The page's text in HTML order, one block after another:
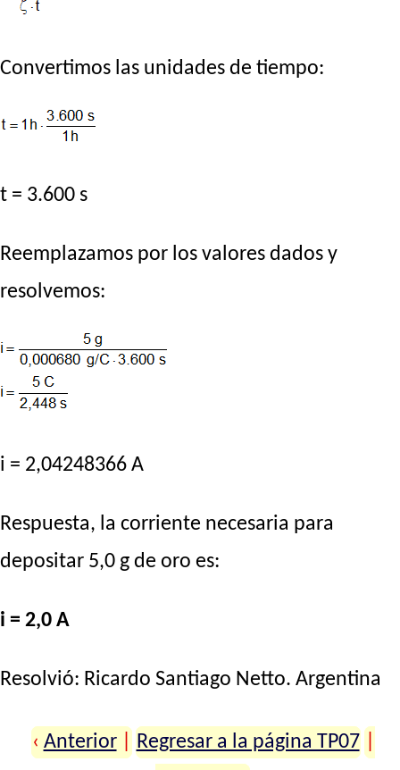
Convertimos las unidades de tiempo:
t = 3.600 s
Reemplazamos por los valores dados y
resolvemos:
i = 2,04248366 A
Respuesta, la corriente necesaria para
depositar 5,0 g de oro es:
i = 2,0 A
Resolvió: Ricardo Santiago Netto. Argentina
‹ Anterior Regresar a la página TP07